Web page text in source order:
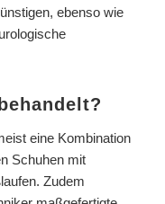
ebenso wie
eine Kombination
Schuhen mit
Zudem